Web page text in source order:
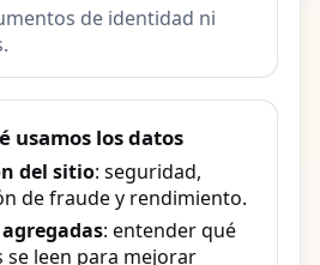
de identidad ni
usamos los datos
del sitio: seguridad,
de fraude y rendimiento.
: entender qué
se leen para mejorar